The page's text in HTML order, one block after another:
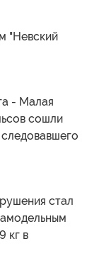
"Невский
- Малая
сошли
стал
кг в